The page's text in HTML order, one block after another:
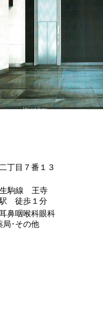
丁目７番１３
駒線 王寺
徒歩１分
鼻咽喉科眼科
局･その他